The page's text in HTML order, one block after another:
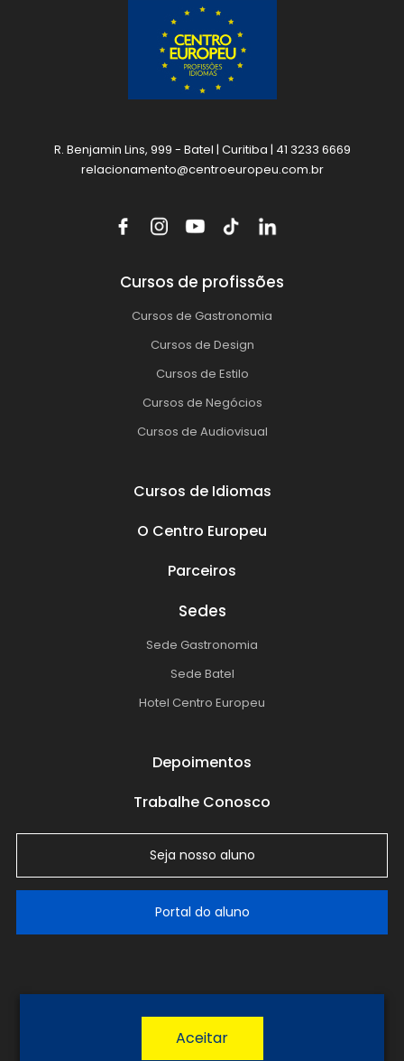
R. Benjamin Lins, 999 - Batel | Curitiba | 41 3233 6669
relacionamento@centroeuropeu.com.br
Cursos de profissões
Cursos de Gastronomia
Cursos de Design
Cursos de Estilo
Cursos de Negócios
Cursos de Audiovisual
Cursos de Idiomas
O Centro Europeu
Parceiros
Sedes
Sede Gastronomia
Sede Batel
Hotel Centro Europeu
Depoimentos
Trabalhe Conosco
Seja nosso aluno
Portal do aluno
Política de Privacidade